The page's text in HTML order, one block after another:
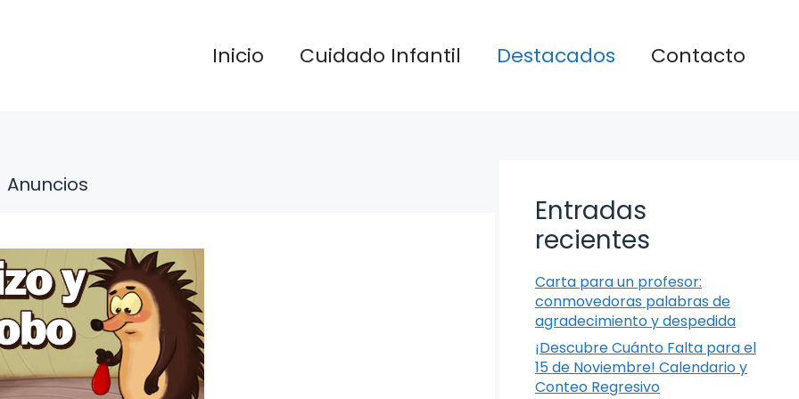
Inicio Cuidado Infantil Destacados Contacto
Anuncios
Entradas
recientes
Carta para un profesor:
conmovedoras palabras de
agradecimiento y despedida
¡Descubre Cuánto Falta para el
15 de Noviembre! Calendario y
Conteo Regresivo